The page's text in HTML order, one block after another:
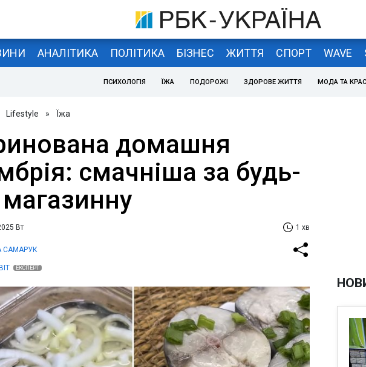
АНАЛІТИКА ПОЛІТИКА БІЗНЕС ЖИТТЯ СПОРТ WAVE
ПСИХОЛОГІЯ ЇЖА ПОДОРОЖІ ЗДОРОВЕ ЖИТТЯ МОДА ТА
Lifestyle » Їжа
домашня
смачніша за будь-
Вт 1 хв
САМАРУК
ЕКСПЕРТ